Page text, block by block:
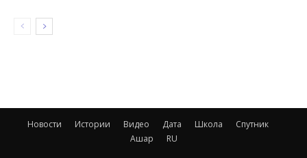
Новости Истории Видео Дата Школа
Спутник
Ашар
RU